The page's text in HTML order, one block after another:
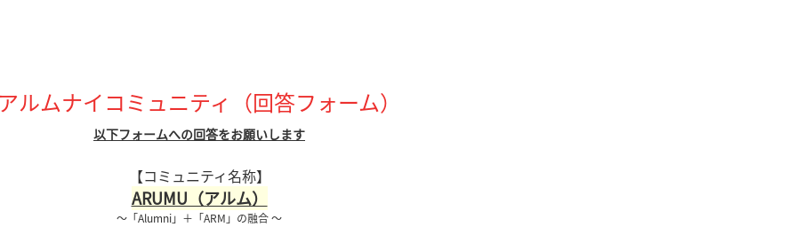
アルムナイコミュニティ（回答フォーム）
以下フォームへの回答をお願いします
【コミュニティ名称】
ARUMU（アルム）
～「Alumni」＋「ARM」の融合 ～